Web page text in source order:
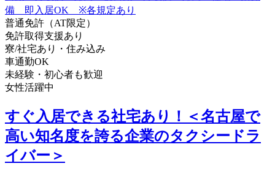
普通免許（AT限定）
免許取得支援あり
寮/社宅あり・住み込み
車通勤OK
未経験・初心者も歓迎
女性活躍中
すぐ入居できる社宅あり！＜名古屋で
高い知名度を誇る企業のタクシードラ
イバー＞